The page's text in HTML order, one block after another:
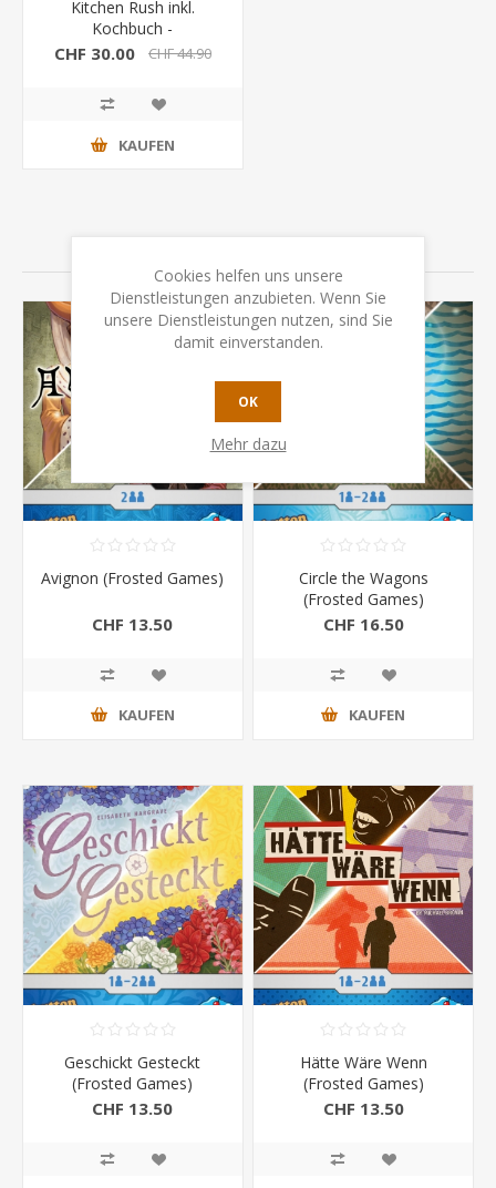
Kitchen Rush inkl.
Kochbuch -
Empfehlungsliste Spiel
CHF 30.00 CHF 44.90
KAUFEN
Avignon (Frosted Games)
CHF 13.50
KAUFEN
Circle the Wagons
(Frosted Games)
CHF 16.50
KAUFEN
Geschickt Gesteckt
(Frosted Games)
CHF 13.50
Hätte Wäre Wenn
(Frosted Games)
CHF 13.50
Cookies helfen uns unsere
Dienstleistungen anzubieten. Wenn Sie
unsere Dienstleistungen nutzen, sind Sie
damit einverstanden.
OK
Mehr dazu